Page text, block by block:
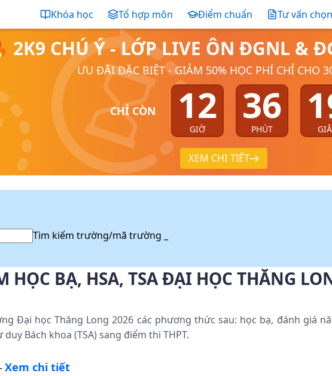
Khóa học Tổ hợp môn Điểm chuẩn Tư vấn
2K9 CHÚ Ý - LỚP LIVE ÔN ĐGNL &
ƯU ĐÃI ĐẶC BIỆT - GIẢM 50% HỌC PHÍ CHỈ CHO
CHỈ CÒN 12
GIỜ
36
PHÚT
XEM CHI TIẾT
Tìm kiếm trường/mã trường _
BẠ, HSA, TSA ĐẠI HỌC THĂNG
Đại học Thăng Long 2026 các phương thức sau: học bạ, đánh giá
Bách khoa (TSA) sang điểm thi THPT.
Xem chi tiết